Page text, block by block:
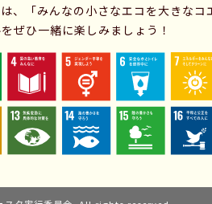
、「みんなの小さなエコを大きな
ぜひ一緒に楽しみましょう！